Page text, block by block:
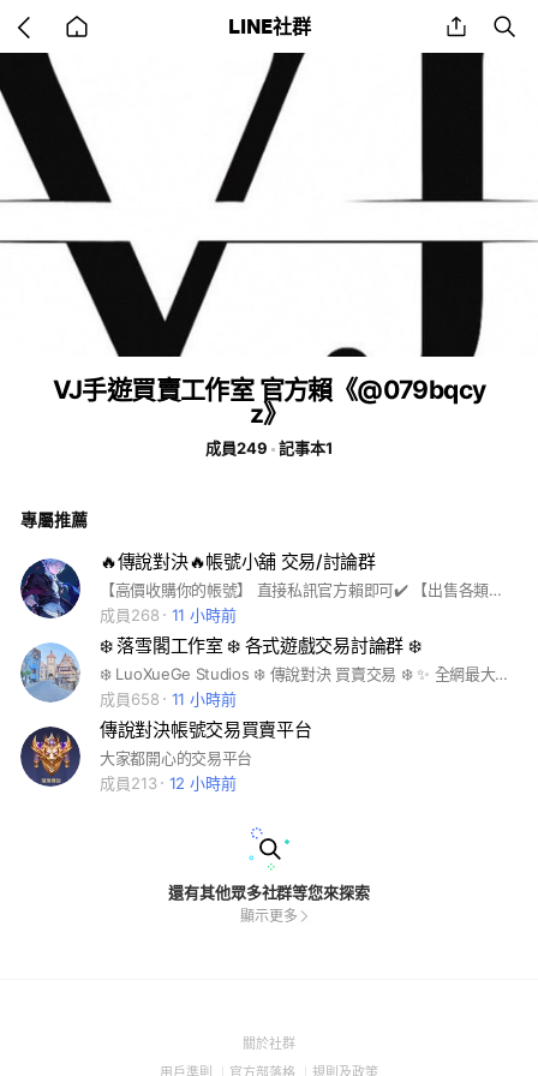
back LINE社群 share
VJ手遊買賣工作室 官方賴《@079bqcy
z》
成員249 記事本1
專屬推薦
🔥傳說對決🔥帳號小舖 交易/討論群
【高價收購你的帳號】 直接私訊官方賴即可✔️ 【出售各類帳號】 多隻可選✨皆在記事本‼️
成員268
11 小時前
❄️ 落雪閣工作室 ❄️ 各式遊戲交易討論群 ❄️
❄️ LuoXueGe Studios ❄️ 傳說對決 買賣交易 ❄️ ✨ 全網最大遊戲交易社群 ✨ 🔥 傳說對決、王者榮耀、原神、第五人格、特展英豪⋯⋯各款遊戲帳號皆可販售 🪧 風氣自由，管理嚴格 🪧 和氣管理，不玩權限 🪧 歡迎同行，和睦交易 🪧 謝絕詐騙，謝絕開圖 🪧 上百成員，熱鬧活躍 🪧 社群福利，隨時舉辦 🪧 免費帳號，已送多隻 - 🍷 社群內不定時發放豐厚福利 🍷 工作室官方 Line 帳號：@isc1765p
成員658
11 小時前
傳說對決帳號交易買賣平台
大家都開心的交易平台
成員213
12 小時前
還有其他眾多社群等您來探索
顯示更多
關於社群(Open
用戶準則 (Open
官方部落格 (Open
規則及政策(Open